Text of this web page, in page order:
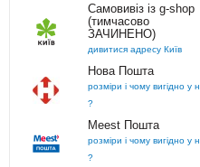
Самовивіз із g-shop
(тимчасово
ЗАЧИНЕНО)
дивитися адресу Київ
Нова Пошта
розміри і чому вигідно у
?
Meest Пошта
розміри і чому вигідно у
?